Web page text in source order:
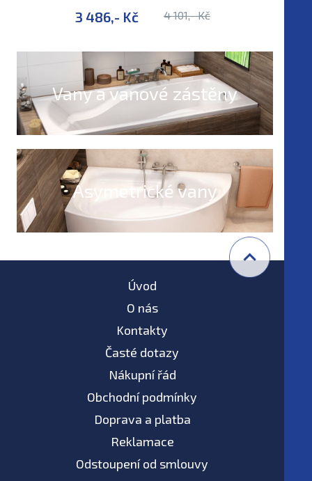
3 486,- Kč 4 101,- Kč
Vany a vanové zástěny
Asymetrické vany
Úvod
O nás
Kontakty
Časté dotazy
Nákupní řád
Obchodní podmínky
Doprava a platba
Reklamace
Odstoupení od smlouvy